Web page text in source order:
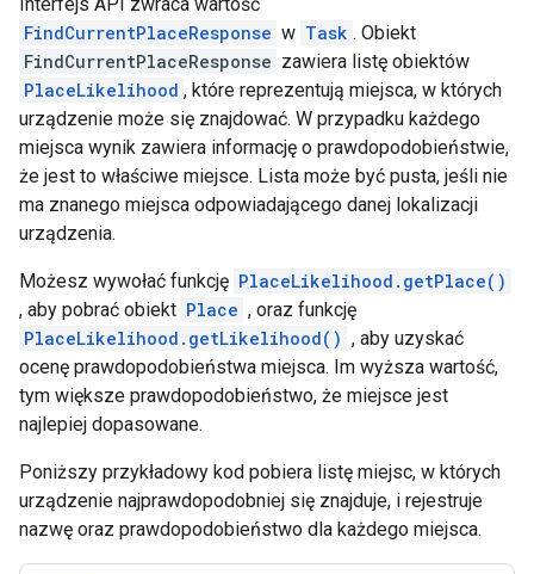
FindCurrentPlaceResponse w Task . Obiekt
FindCurrentPlaceResponse zawiera listę obiektów
PlaceLikelihood , które reprezentują miejsca, w których
urządzenie może się znajdować. W przypadku każdego
miejsca wynik zawiera informację o prawdopodobieństwie,
że jest to właściwe miejsce. Lista może być pusta, jeśli nie
ma znanego miejsca odpowiadającego danej lokalizacji
urządzenia.
Możesz wywołać funkcję PlaceLikelihood.getPlace()
, aby pobrać obiekt Place , oraz funkcję
PlaceLikelihood.getLikelihood() , aby uzyskać
ocenę prawdopodobieństwa miejsca. Im wyższa wartość,
tym większe prawdopodobieństwo, że miejsce jest
najlepiej dopasowane.
Poniższy przykładowy kod pobiera listę miejsc, w których
urządzenie najprawdopodobniej się znajduje, i rejestruje
nazwę oraz prawdopodobieństwo dla każdego miejsca.